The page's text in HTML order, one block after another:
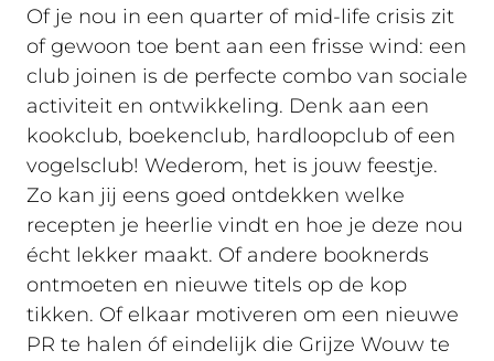
Of je nou in een quarter of mid-life crisis zit
of gewoon toe bent aan een frisse wind: een
club joinen is de perfecte combo van sociale
activiteit en ontwikkeling. Denk aan een
kookclub, boekenclub, hardloopclub of een
vogelsclub! Wederom, het is jouw feestje.
Zo kan jij eens goed ontdekken welke
recepten je heerlie vindt en hoe je deze nou
écht lekker maakt. Of andere booknerds
ontmoeten en nieuwe titels op de kop
tikken. Of elkaar motiveren om een nieuwe
PR te halen óf eindelijk die Grijze Wouw te